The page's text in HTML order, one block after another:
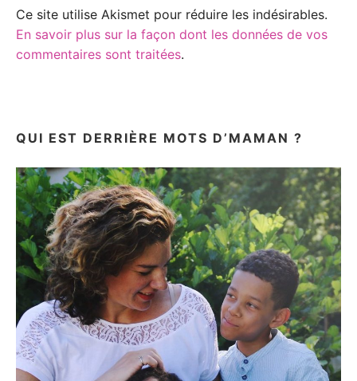
Ce site utilise Akismet pour réduire les indésirables.
En savoir plus sur la façon dont les données de vos
commentaires sont traitées.
QUI EST DERRIÈRE MOTS D’MAMAN ?